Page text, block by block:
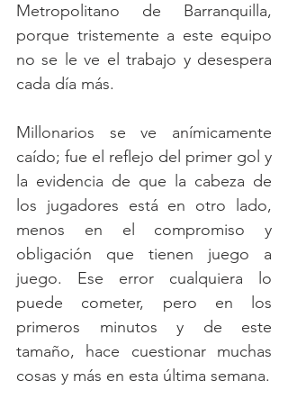
Metropolitano de Barranquilla,
porque tristemente a este equipo
no se le ve el trabajo y desespera
cada día más.
Millonarios se ve anímicamente
caído; fue el reflejo del primer gol y
la evidencia de que la cabeza de
los jugadores está en otro lado,
menos en el compromiso y
obligación que tienen juego a
juego. Ese error cualquiera lo
puede cometer, pero en los
primeros minutos y de este
tamaño, hace cuestionar muchas
cosas y más en esta última semana.